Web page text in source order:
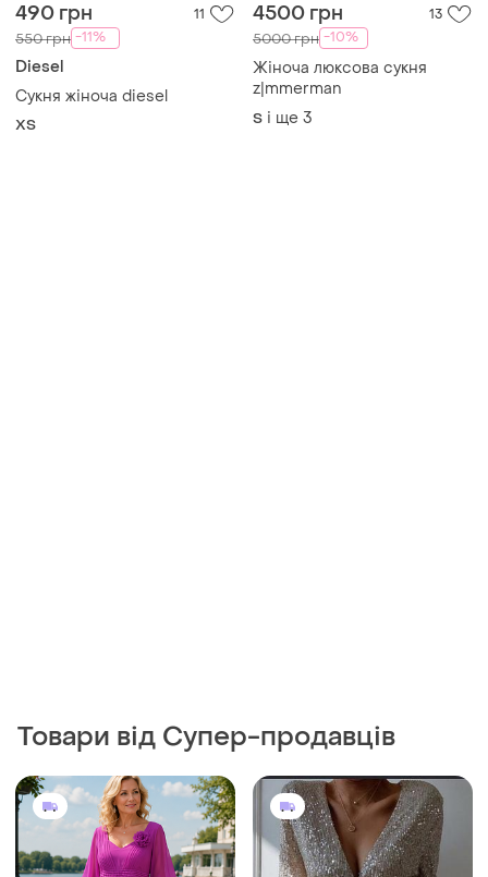
490 грн 11
550 грн -11%
Diesel
Сукня жіноча diesel
ХS
4500 грн 13
5000 грн -10%
Жіноча люксова сукня
z|mmеrmаn
S і ще 3
Товари від Супер-продавців